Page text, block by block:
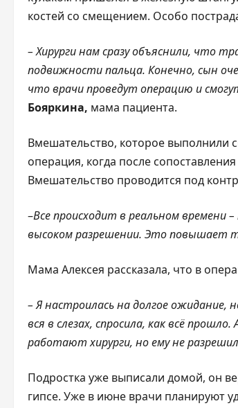
костей со смещением. Особо
– Хирурги нам сразу объяснили, что
подвижности пальца. Конечно, сын
что врачи проведут операцию и
Бояркина, мама пациента.
Вмешательство, которое выполнили
операция, когда после
Вмешательство проводится под
–Все происходит в реальном времени
высоком разрешении. Это повышает
Мама Алексея рассказала, что в
– Я настроилась на долгое ожидание,
вся в слезах, спросила, как всё
работают хирурги, но ему не
Подростка уже выписали домой, он
гипсе. Уже в июне врачи планируют